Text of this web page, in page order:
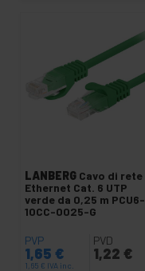
LANBERG Cavo di rete
Ethernet Cat. 6 UTP
verde da 0,25 m PCU6-
10CC-0025-G
PVP
1,65 €
1,65 € IVA inc.
PVD
1,22 €